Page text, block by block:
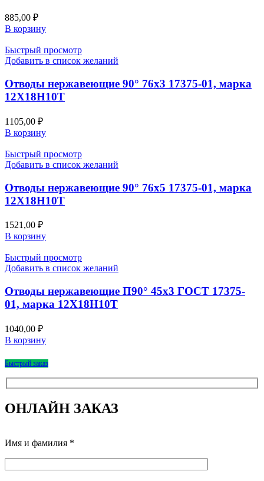
885,00 ₽
В корзину
Быстрый просмотр
Добавить в список желаний
Отводы нержавеющие 90° 76х3 17375-01, марка
12Х18Н10Т
1105,00 ₽
В корзину
Быстрый просмотр
Добавить в список желаний
Отводы нержавеющие 90° 76х5 17375-01, марка
12Х18Н10Т
1521,00 ₽
В корзину
Быстрый просмотр
Добавить в список желаний
Отводы нержавеющие П90° 45х3 ГОСТ 17375-
01, марка 12Х18Н10Т
1040,00 ₽
В корзину
Быстрый заказ
ОНЛАЙН ЗАКАЗ
Имя и фамилия *